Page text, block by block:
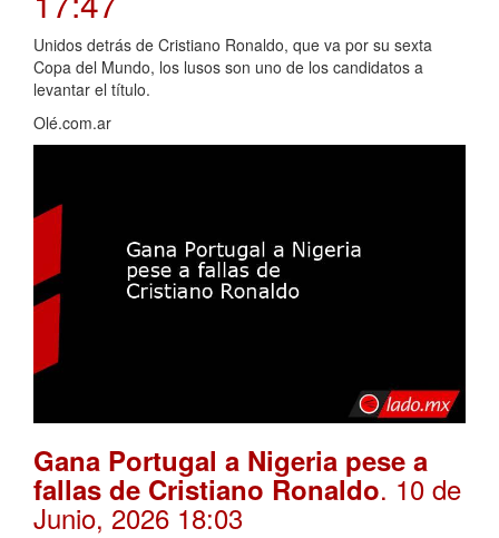
Unidos detrás de Cristiano Ronaldo, que va por su sexta
Copa del Mundo, los lusos son uno de los candidatos a
levantar el título.
Olé.com.ar
Gana Portugal a Nigeria pese a
fallas de Cristiano Ronaldo. 10 de
Junio, 2026 18:03